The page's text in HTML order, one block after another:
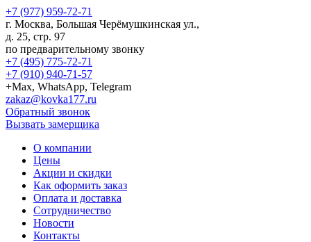
+7 (977) 959-72-71
г. Москва, Большая Черёмушкинская ул.,
д. 25, стр. 97
по предварительному звонку
+7 (495) 775-72-71
+7 (910) 940-71-57
+Max, WhatsApp, Telegram
zakaz@kovka177.ru
Обратный звонок
Вызвать замерщика
О компании
Цены
Акции и скидки
Как оформить заказ
Оплата и доставка
Сотрудничество
Новости
Контакты